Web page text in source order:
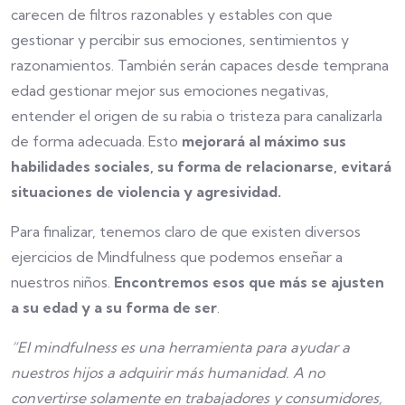
carecen de filtros razonables y estables con que
gestionar y percibir sus emociones, sentimientos y
razonamientos. También serán capaces desde temprana
edad gestionar mejor sus emociones negativas,
entender el origen de su rabia o tristeza para canalizarla
de forma adecuada. Esto mejorará al máximo sus
habilidades sociales, su forma de relacionarse, evitará
situaciones de violencia y agresividad.
Para finalizar, tenemos claro de que existen diversos
ejercicios de Mindfulness que podemos enseñar a
nuestros niños. Encontremos esos que más se ajusten
a su edad y a su forma de ser.
“El mindfulness es una herramienta para ayudar a
nuestros hijos a adquirir más humanidad. A no
convertirse solamente en trabajadores y consumidores,